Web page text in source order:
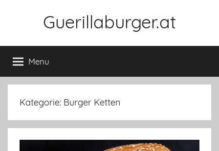
Guerillaburger.at
Menu
Kategorie: Burger Ketten